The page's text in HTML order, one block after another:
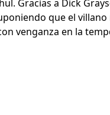
Gracias a Dick
que el
venganza en la